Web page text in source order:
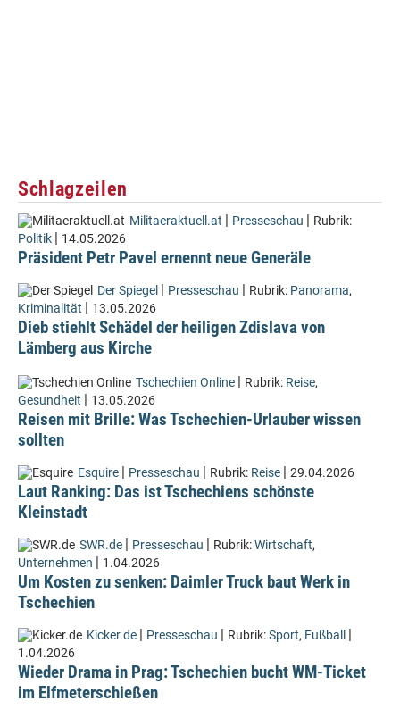
Schlagzeilen
Militaeraktuell.at | Presseschau | Rubrik:
Politik | 14.05.2026
Präsident Petr Pavel ernennt neue Generäle
Der Spiegel | Presseschau | Rubrik: Panorama,
Kriminalität | 13.05.2026
Dieb stiehlt Schädel der heiligen Zdislava von
Lämberg aus Kirche
Tschechien Online | Rubrik: Reise,
Gesundheit | 13.05.2026
Reisen mit Brille: Was Tschechien-Urlauber wissen
sollten
Esquire | Presseschau | Rubrik: Reise | 29.04.2026
Laut Ranking: Das ist Tschechiens schönste
Kleinstadt
SWR.de | Presseschau | Rubrik:Wirtschaft,
Unternehmen | 1.04.2026
Um Kosten zu senken: Daimler Truck baut Werk in
Tschechien
Kicker.de | Presseschau | Rubrik:Sport, Fußball |
1.04.2026
Wieder Drama in Prag: Tschechien bucht WM-Ticket
im Elfmeterschießen